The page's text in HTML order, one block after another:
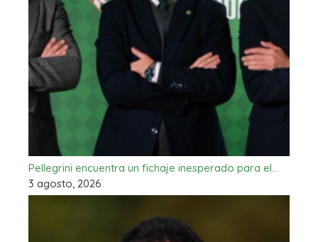
Pellegrini encuentra un fichaje inesperado para el…
3 agosto, 2026